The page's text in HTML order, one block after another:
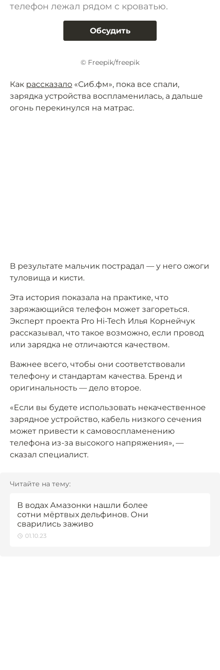
телефон лежал рядом с кроватью.
Обсудить
© Freepik/freepik
Как рассказало «Сиб.фм», пока все спали,
зарядка устройства воспламенилась, а дальше
огонь перекинулся на матрас.
В результате мальчик пострадал — у него ожоги
туловища и кисти.
Эта история показала на практике, что
заряжающийся телефон может загореться.
Эксперт проекта Pro Hi-Tech Илья Корнейчук
рассказывал, что такое возможно, если провод
или зарядка не отличаются качеством.
Важнее всего, чтобы они соответствовали
телефону и стандартам качества. Бренд и
оригинальность — дело второе.
«Если вы будете использовать некачественное
зарядное устройство, кабель низкого сечения
может привести к самовоспламенению
телефона из-за высокого напряжения», —
сказал специалист.
Читайте на тему:
В водах Амазонки нашли более
сотни мёртвых дельфинов. Они
сварились заживо
01.10.23